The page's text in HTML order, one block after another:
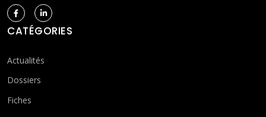
CATÉGORIES
Actualités
Dossiers
Fiches